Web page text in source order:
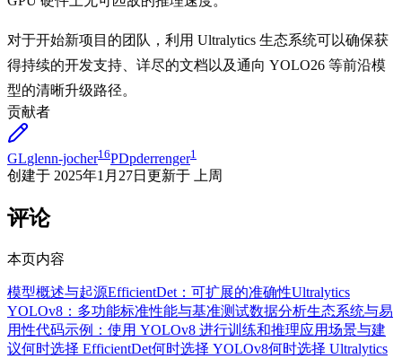
对于开始新项目的团队，利用 Ultralytics 生态系统可以确保获
得持续的开发支持、详尽的文档以及通向 YOLO26 等前沿模
型的清晰升级路径。
贡献者
GLglenn-jocher16PDpderrenger1
创建于 2025年1月27日 更新于 上周
评论
本页内容
模型概述与起源EfficientDet：可扩展的准确性Ultralytics
YOLOv8：多功能标准性能与基准测试数据分析生态系统与易
用性代码示例：使用 YOLOv8 进行训练和推理应用场景与建
议何时选择 EfficientDet何时选择 YOLOv8何时选择 Ultralytics